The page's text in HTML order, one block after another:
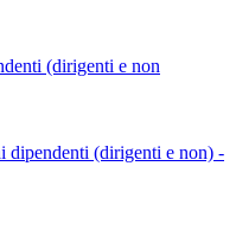
(dirigenti e non
dipendenti (dirigenti e non) -